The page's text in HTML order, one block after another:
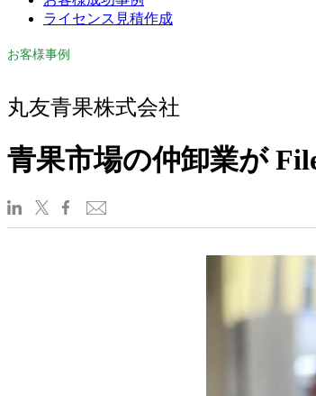
ライセンス見積作成
お客様事例
丸友青果株式会社
青果市場の仲卸業が